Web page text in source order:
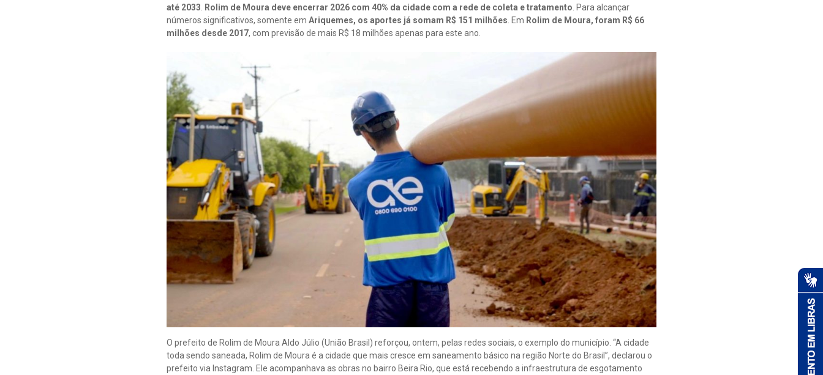
até 2033 Rolim de Moura deve encerrar 2026 com 40% da cidade com a rede de coleta e tratamento . Para alcançar
números significativos, somente em Ariquemes, os aportes já somam R$ 151 milhões . Em Rolim de Moura, foram R$ 66
milhões desde 2017, com previsão de mais R$ 18 milhões apenas para este ano.
O prefeito de Rolim de Moura Aldo Júlio (União Brasil) reforçou, ontem, pelas redes sociais, o exemplo do município. “A cidade
toda sendo saneada, Rolim de Moura é a cidade que mais cresce em saneamento básico na região Norte do Brasil”, declarou o
prefeito via Instagram. Ele acompanhava as obras no bairro Beira Rio, que está recebendo a infraestrutura de esgotamento